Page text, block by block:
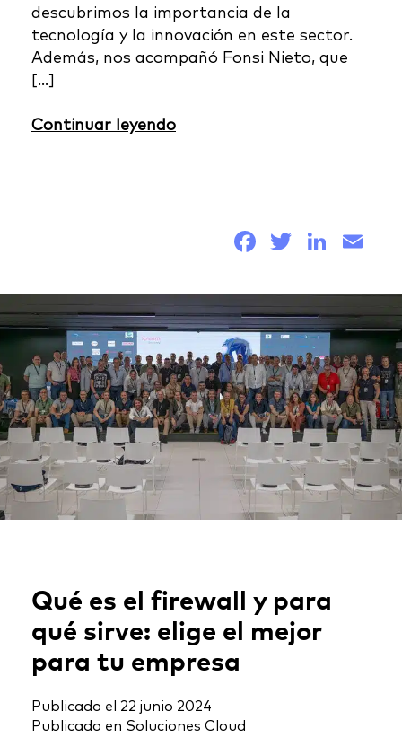
descubrimos la importancia de la
tecnología y la innovación en este sector.
Además, nos acompañó Fonsi Nieto, que
[…]
Facebook
Twitter
Continuar leyendo
Qué es el firewall y para
qué sirve: elige el mejor
para tu empresa
Publicado el 22 junio 2024
Publicado en Soluciones Cloud